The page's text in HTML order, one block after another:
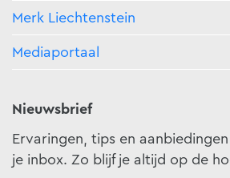
Merk Liechtenstein
Mediaportaal
Nieuwsbrief
Ervaringen, tips en
je inbox. Zo blijf je altijd op de